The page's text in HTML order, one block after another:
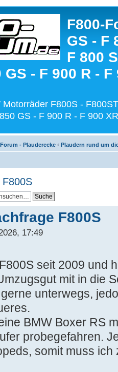
F800-
GS - F
F 800
GS - F 900 R - F
F800S -
GS - F 900 R - F 900
- Plauderecke ‹ Plaudern rund um die
F800S
17:49
seit 2009 und
mit in die
unterwegs,
BMW Boxer RS
probegefahren.
somit muss